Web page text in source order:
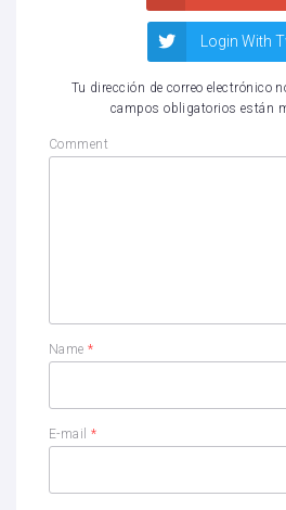
Login With
Tu dirección de correo electrónico
campos obligatorios están
Comment
Name*
E-mail*